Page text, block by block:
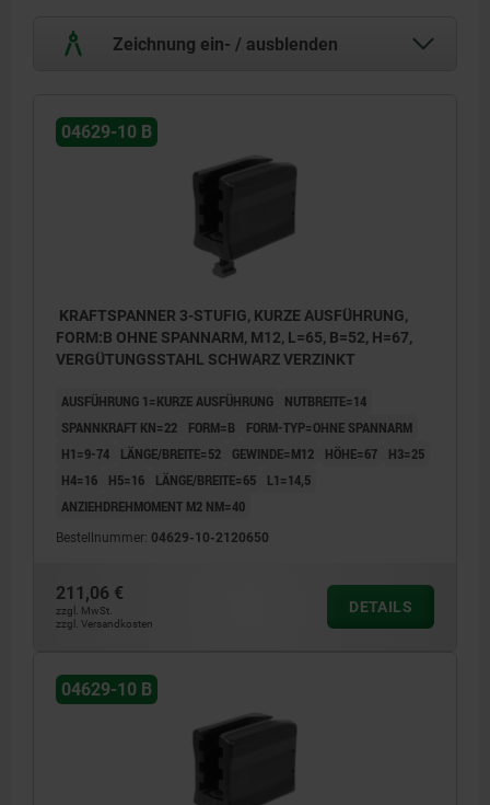
Zeichnung ein- / ausblenden
04629-10 B
KRAFTSPANNER 3-STUFIG, KURZE AUSFÜHRUNG,
FORM:B OHNE SPANNARM, M12, L=65, B=52, H=67,
VERGÜTUNGSSTAHL SCHWARZ VERZINKT
AUSFÜHRUNG 1=KURZE AUSFÜHRUNG
NUTBREITE=14
SPANNKRAFT KN=22
FORM=B
FORM-TYP=OHNE SPANNARM
H1=9-74
LÄNGE/BREITE=52 GEWINDE=M12 HÖHE=67
H3=25
H4=16
H5=16 LÄNGE/BREITE=65
L1=14,5
ANZIEHDREHMOMENT M2 NM=40
Bestellnummer: 04629-10-2120650
211,06 €
zzgl. MwSt.
zzgl. Versandkosten
DETAILS
04629-10 B